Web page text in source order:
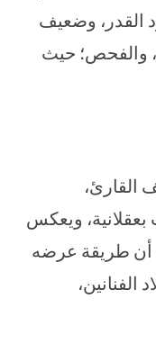
القدر، وضعيف
والفحص؛ حيث
القارئ،
ويعكس
أن طريقة عرضه
الفنانين،